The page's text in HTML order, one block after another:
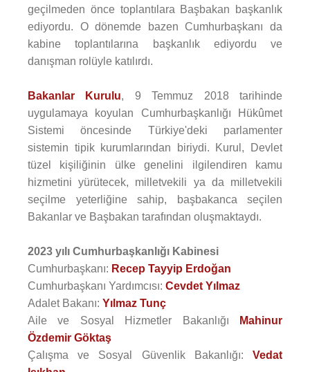
geçilmeden önce toplantılara Başbakan başkanlık
ediyordu. O dönemde bazen Cumhurbaşkanı da
kabine toplantılarına başkanlık ediyordu ve
danışman rolüyle katılırdı.
Bakanlar Kurulu, 9 Temmuz 2018 tarihinde
uygulamaya koyulan Cumhurbaşkanlığı Hükûmet
Sistemi öncesinde Türkiye'deki parlamenter
sistemin tipik kurumlarından biriydi. Kurul, Devlet
tüzel kişiliğinin ülke genelini ilgilendiren kamu
hizmetini yürütecek, milletvekili ya da milletvekili
seçilme yeterliğine sahip, başbakanca seçilen
Bakanlar ve Başbakan tarafından oluşmaktaydı.
2023 yılı Cumhurbaşkanlığı Kabinesi
Cumhurbaşkanı: Recep Tayyip Erdoğan
Cumhurbaşkanı Yardımcısı: Cevdet Yılmaz
Adalet Bakanı: Yılmaz Tunç
Aile ve Sosyal Hizmetler Bakanlığı
Mahinur
Özdemir Göktaş
Çalışma ve Sosyal Güvenlik Bakanlığı: Vedat